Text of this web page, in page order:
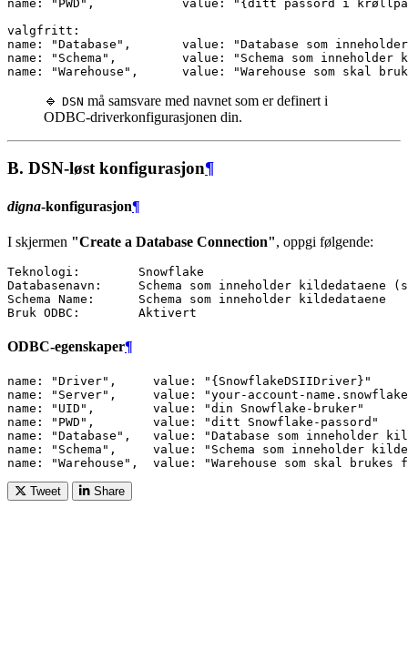
name: "PWD",            value: "{ditt passord i
valgfritt:
name: "Database",       value: "Database som
name: "Schema",         value: "Schema som inneholder
🔹 DSN må samsvare med navnet som er definert i
ODBC-driverkonfigurasjonen din.
B. DSN-løst konfigurasjon¶
digna-konfigurasjon¶
I skjermen "Create a Database Connection", oppgi følgende:
Teknologi:        Snowflake
Databasenavn:     Schema som inneholder kildedataene
Schema Name:      Schema som inneholder kildedataene
ODBC-egenskaper¶
name: "Driver",     value: "{SnowflakeDSIIDriver}"
name: "Server",     value: "your-account-
name: "UID",        value: "din Snowflake-bruker"
name: "PWD",        value: "ditt Snowflake-passord"
name: "Database",   value: "Database som inneholder
name: "Schema",     value: "Schema som inneholder
Tweet Share